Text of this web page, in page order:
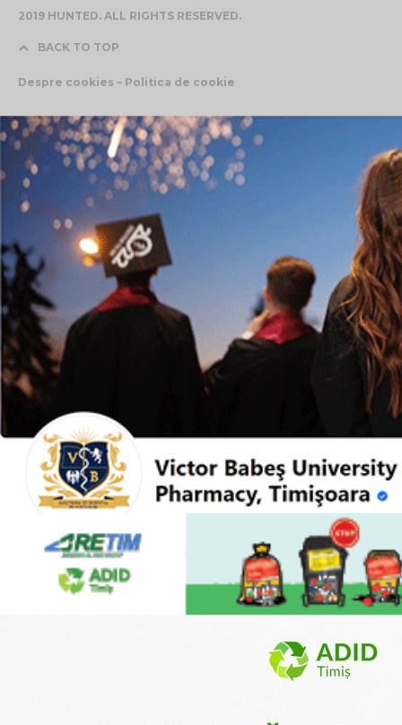
2019 HUNTED. ALL RIGHTS RESERVED.
BACK TO TOP
Despre cookies – Politica de cookie